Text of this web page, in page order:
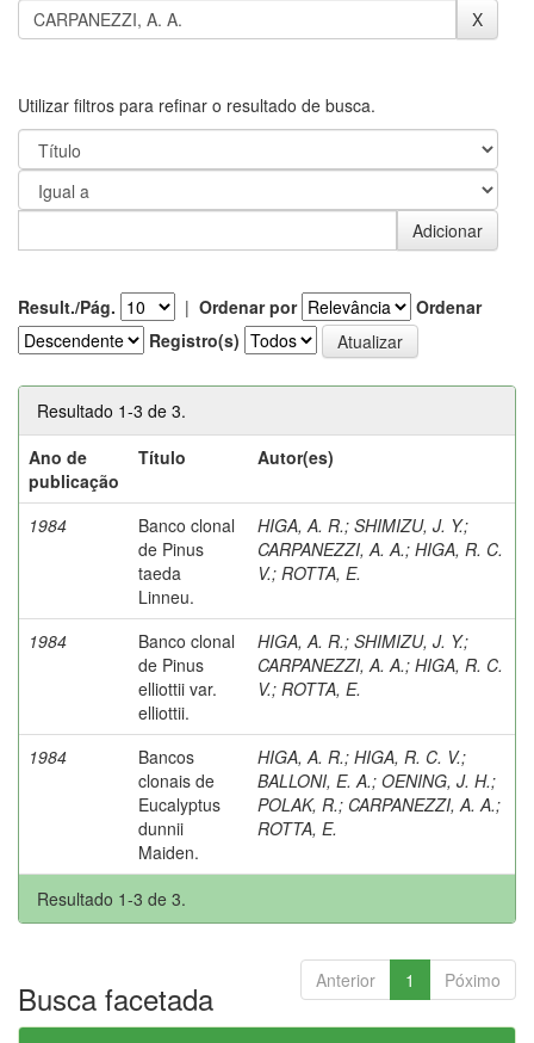
Utilizar filtros para refinar o resultado de busca.
Result./Pág. | Ordenar por
Ordenar
Registro(s)
Resultado 1-3 de 3.
Ano de
publicação
Título Autor(es)
1984
Banco clonal
de Pinus
taeda
Linneu.
HIGA, A. R.; SHIMIZU, J. Y.;
CARPANEZZI, A. A.; HIGA, R. C.
V.; ROTTA, E.
1984
Banco clonal
de Pinus
elliottii var.
elliottii.
HIGA, A. R.; SHIMIZU, J. Y.;
CARPANEZZI, A. A.; HIGA, R. C.
V.; ROTTA, E.
1984
Bancos
clonais de
Eucalyptus
dunnii
Maiden.
HIGA, A. R.; HIGA, R. C. V.;
BALLONI, E. A.; OENING, J. H.;
POLAK, R.; CARPANEZZI, A. A.;
ROTTA, E.
Resultado 1-3 de 3.
Anterior 1 Póximo
Busca facetada